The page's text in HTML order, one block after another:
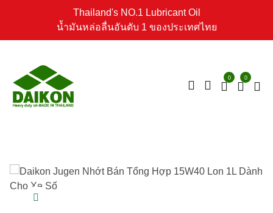
Thailand's NO.1 Lubricant Oil
น้ำมันหล่อลื่นอันดับ 1 ของประเทศไทย
0 0